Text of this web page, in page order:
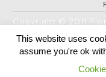
Copyright © 2011
All Rights Reserved
This website uses
assume you're ok